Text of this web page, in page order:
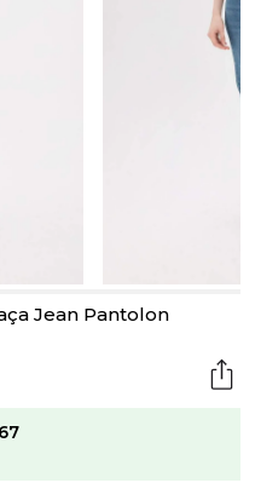
Jean Pantolon